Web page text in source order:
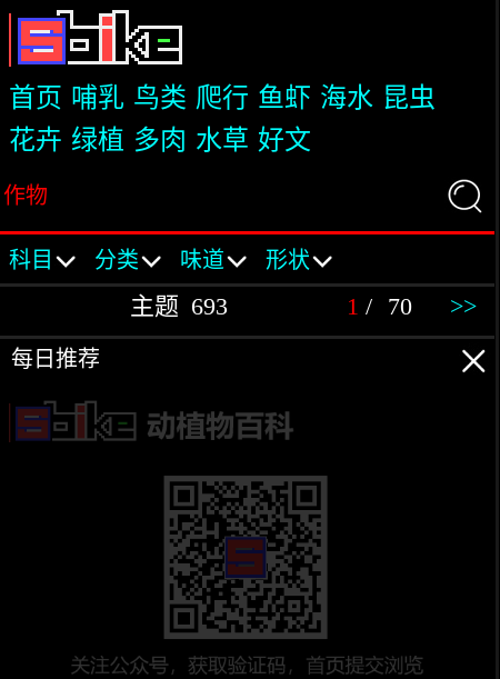
首页 哺乳 鸟类 爬行 鱼虾 海水 昆虫
花卉 绿植 多肉 水草 好文
作物
科目 分类 味道 形状
豆目 杜鹃 禾本 虎尾 姜目
锦葵
菊目 壳斗 龙胆 木兰 蔷薇 茄目 伞形 桑科 十字 石竹
薯蓣 桃金 其他
核果 仁果 柑果 荚果 坚果
假果
谷类 根菜 茎菜 叶菜 花菜 苗菜 牧草 菌类 香料 药材
清淡 清香 鲜香 微甜 香甜
甜涩
酸涩 淡苦 苦涩 微辣 辛辣
方形 半球 椭圆 梭形 锥形
条形
伞形 扇形 异形
主题 693 1 / 70 >>
每日推荐